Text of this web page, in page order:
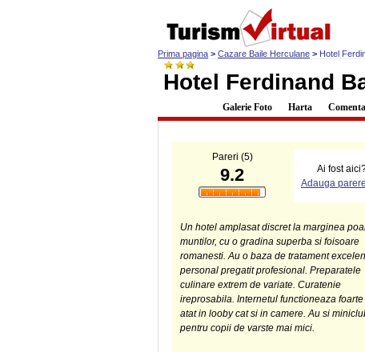
Prima pagina > Cazare Baile Herculane > Hotel
Hotel Ferdinand
Galerie Foto Harta
Pareri (5)
9.2
Ai fost
Adauga
Un hotel amplasat discret la marginea
muntilor, cu o gradina superba si foisoare
romanesti. Au o baza de tratament
personal pregatit profesional. Preparatele
culinare extrem de variate. Curatenie
ireprosabila. Internetul functioneaza
atat in looby cat si in camere. Au si
pentru copii de varste mai mici.